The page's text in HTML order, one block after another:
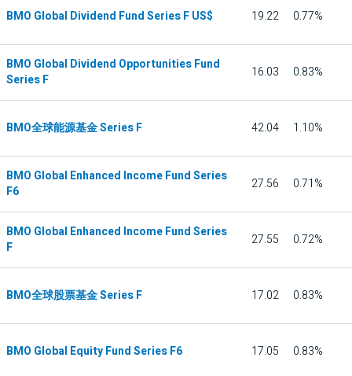
BMO Global Dividend Fund Series F US$ 19.22 0.77%
BMO Global Dividend Opportunities Fund
Series F
16.03 0.83%
BMO全球能源基金 Series F 42.04 1.10%
BMO Global Enhanced Income Fund Series
F6
27.56 0.71%
BMO Global Enhanced Income Fund Series
F
27.55 0.72%
BMO全球股票基金 Series F 17.02 0.83%
BMO Global Equity Fund Series F6 17.05 0.83%